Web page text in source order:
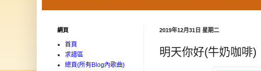
2019年12月31日 星期二
明天你好(牛奶咖啡)
網頁
首頁
求譜區
總頁(所有Blog內歌曲)